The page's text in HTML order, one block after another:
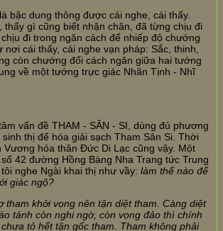
bậc dung thông được cái nghe, cái thấy.
thấy gì cũng biết nhận chân, đã từng chịu đi
đi trong ngăn cách để nhiếp độ chướng
nơi cái thấy, cái nghe vạn pháp: Sắc, thinh,
còn chướng đối cách ngăn giữa hai tướng
về một tướng trực giác Nhãn Tịnh - Nhĩ
vấn đề THAM - SÂN - SI, dùng đủ phương
thị để hóa giải sạch Tham Sân Si. Thời
hóa thân Đức Di Lạc cũng vậy. Một
42 đường Hồng Bàng Nha Trang tức Trung
nghe Ngài khai thị như vầy: làm thế nào để
giác ngộ?
tham khởi vọng nên tận diệt tham. Càng diệt
tánh còn nghi ngờ, còn vọng đảo thì chính
tỏ hết tận gốc tham. Tham không phải